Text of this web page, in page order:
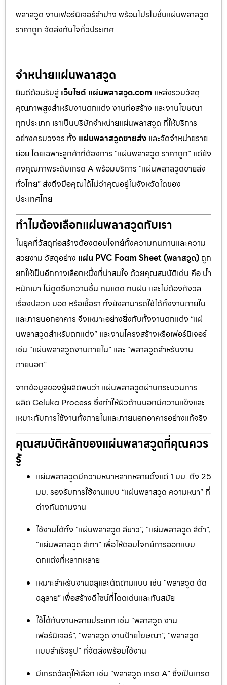
พลาสวูด งานเฟอร์นิเจอร์ลำปาง พร้อมโปรโมชั่นแผ่นพลาสวูด
ราคาถูก จัดส่งทันใจทั่วประเทศ
จำหน่ายแผ่นพลาสวูด
ยินดีต้อนรับสู่ เว็บไซต์ แผ่นพลาสวูด.com แหล่งรวมวัสดุ
คุณภาพสูงสำหรับงานตกแต่ง งานก่อสร้าง และงานโฆษณา
ทุกประเภท เราเป็นบริษัทจำหน่ายแผ่นพลาสวูด ที่ให้บริการ
อย่างครบวงจร ทั้ง แผ่นพลาสวูดขายส่ง และจัดจำหน่ายราย
ย่อย โดยเฉพาะลูกค้าที่ต้องการ “แผ่นพลาสวูด ราคาถูก” แต่ยัง
คงคุณภาพระดับเกรด A พร้อมบริการ “แผ่นพลาสวูดขายส่ง
ทั่วไทย” ส่งถึงมือคุณได้ไม่ว่าคุณอยู่ในจังหวัดใดของ
ประเทศไทย
ทำไมต้องเลือกแผ่นพลาสวูดกับเรา
ในยุคที่วัสดุก่อสร้างต้องตอบโจทย์ทั้งความทนทานและความ
สวยงาม วัสดุอย่าง แผ่น PVC Foam Sheet (พลาสวูด) ถูก
ยกให้เป็นอีกทางเลือกหนึ่งที่น่าสนใจ ด้วยคุณสมบัติเด่น คือ น้ำ
หนักเบา ไม่ดูดซึมความชื้น ทนแดด ทนฝน และไม่ต้องกังวล
เรื่องปลวก มอด หรือเชื้อรา ทั้งยังสามารถใช้ได้ทั้งงานภายใน
และภายนอกอาคาร จึงเหมาะอย่างยิ่งกับทั้งงานตกแต่ง “แผ่
นพลาสวูดสำหรับตกแต่ง” และงานโครงสร้างหรือเฟอร์นิเจอร์
เช่น “แผ่นพลาสวูดงานภายใน” และ “พลาสวูดสำหรับงาน
ภายนอก”
จากข้อมูลของผู้ผลิตพบว่า แผ่นพลาสวูดผ่านกระบวนการ
ผลิต Celuka Process ซึ่งทำให้ผิวด้านนอกมีความแข็งและ
เหมาะกับการใช้งานทั้งภายในและภายนอกอาคารอย่างแท้จริง
คุณสมบัติหลักของแผ่นพลาสวูดที่คุณควร
รู้
แผ่นพลาสวูดมีความหนาหลากหลายตั้งแต่ 1 มม. ถึง 25
มม. รองรับการใช้งานแบบ “แผ่นพลาสวูด ความหนา” ที่
ต่างกันตามงาน
ใช้งานได้ทั้ง “แผ่นพลาสวูด สีขาว”, “แผ่นพลาสวูด สีดำ”,
“แผ่นพลาสวูด สีเทา” เพื่อให้ตอบโจทย์การออกแบบ
ตกแต่งที่หลากหลาย
เหมาะสำหรับงานฉลุและตัดตามแบบ เช่น “พลาสวูด ตัด
ฉลุลาย” เพื่อสร้างดีไซน์ที่โดดเด่นและทันสมัย
ใช้ได้กับงานหลายประเภท เช่น “พลาสวูด งาน
เฟอร์นิเจอร์”, “พลาสวูด งานป้ายโฆษณา”, “พลาสวูด
แบบสำเร็จรูป” ที่จัดส่งพร้อมใช้งาน
มีเกรดวัสดุให้เลือก เช่น “พลาสวูด เกรด A” ซึ่งเป็นเกรด